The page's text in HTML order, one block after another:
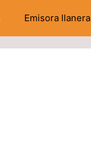
Emisora llanera